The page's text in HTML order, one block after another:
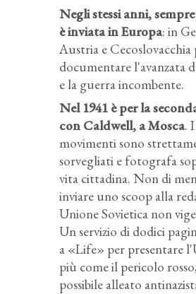
Negli stessi anni,
è inviata in Europa: in
Austria e Cecoslovacchia
documentare l'avanzata
e la guerra incombente.
Nel 1941 è per la
con Caldwell, a Mosca.
movimenti sono
sorvegliati e fotografa
vita cittadina. Non di
inviare uno scoop alla
Unione Sovietica non
Un servizio di dodici
a «Life» per presentare
più come il pericolo
possibile alleato